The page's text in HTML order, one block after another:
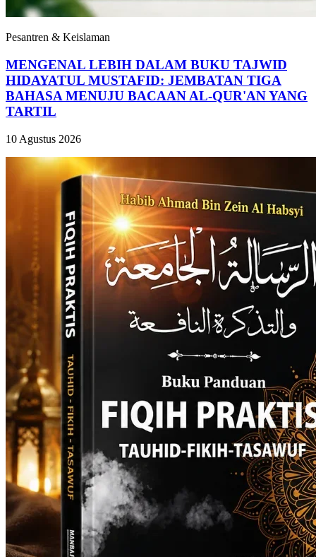
Pesantren & Keislaman
MENGENAL LEBIH DALAM BUKU TAJWID
HIDAYATUL MUSTAFID: JEMBATAN TIGA
BAHASA MENUJU BACAAN AL-QUR'AN YANG
TARTIL
10 Agustus 2026